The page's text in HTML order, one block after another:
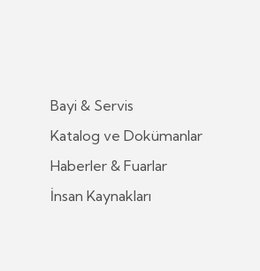
Bayi & Servis
Katalog ve Dokümanlar
Haberler & Fuarlar
İnsan Kaynakları